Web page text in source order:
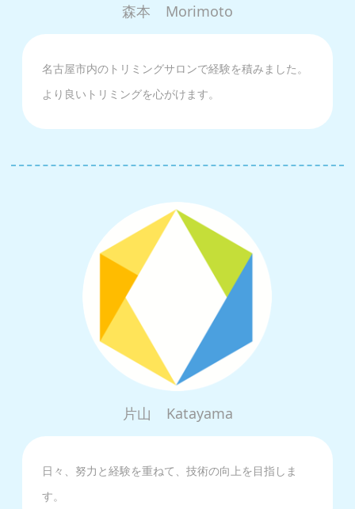
森本 Morimoto
名古屋市内のトリミングサロンで経験を積みました。
より良いトリミングを心がけます。
片山 Katayama
日々、努力と経験を重ねて、技術の向上を目指しま
す。